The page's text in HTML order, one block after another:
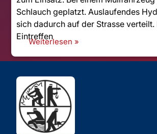
Schlauch geplatzt. Auslaufendes
sich dadurch auf der Strasse verteilt.
Eintreffen
Weiterlesen »